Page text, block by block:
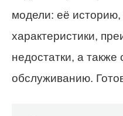
модели: её историю,
характеристики,
недостатки, а
обслуживанию.